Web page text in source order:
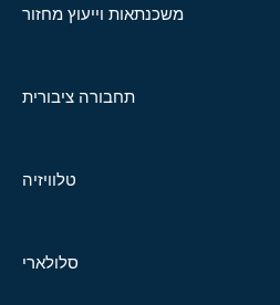
משכנתאות וייעוץ מחזור
תחבורה ציבורית
טלוויזיה
סלולארי